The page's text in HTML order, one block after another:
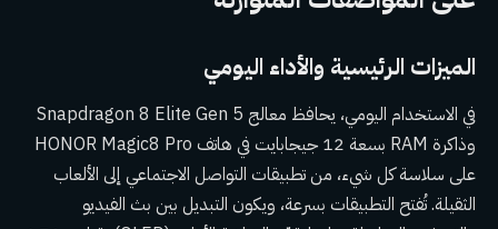
الميزات الرئيسية والأداء اليومي
في الاستخدام اليومي، يحافظ معالج Snapdragon 8 Elite Gen 5
وذاكرة RAM بسعة 12 جيجابايت في هاتف HONOR Magic8 Pro
على سلاسة كل شيء، من تطبيقات التواصل الاجتماعي إلى الألعاب
الثقيلة. تُفتح التطبيقات بسرعة، ويكون التبديل بين بث الفيديو